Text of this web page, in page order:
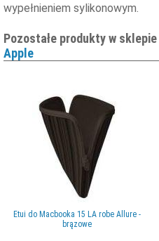
wypełnieniem sylikonowym.
Pozostałe produkty w sklepie
Apple
Etui do Macbooka 15 LA robe Allure -
brązowe